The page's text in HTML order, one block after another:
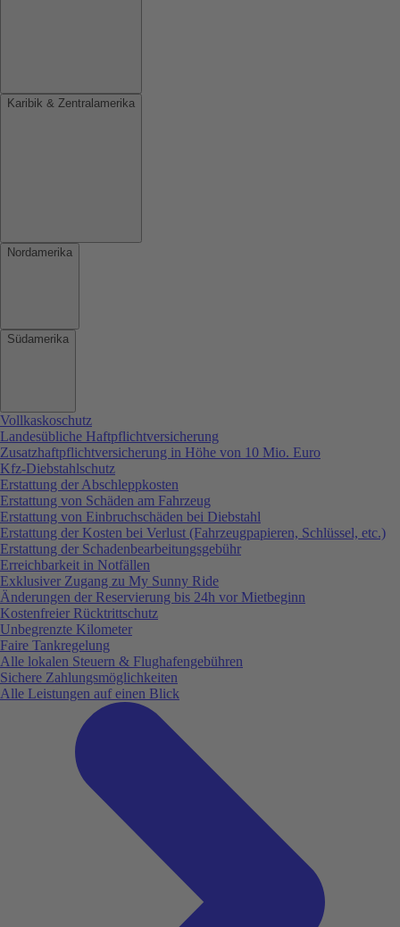
Karibik & Zentralamerika
Nordamerika
Südamerika
Vollkaskoschutz
Landesübliche Haftpflichtversicherung
Zusatzhaftpflichtversicherung in Höhe von 10 Mio. Euro
Kfz-Diebstahlschutz
Erstattung der Abschleppkosten
Erstattung von Schäden am Fahrzeug
Erstattung von Einbruchschäden bei Diebstahl
Erstattung der Kosten bei Verlust (Fahrzeugpapieren, Schlüssel, etc.)
Erstattung der Schadenbearbeitungsgebühr
Erreichbarkeit in Notfällen
Exklusiver Zugang zu My Sunny Ride
Änderungen der Reservierung bis 24h vor Mietbeginn
Kostenfreier Rücktrittschutz
Unbegrenzte Kilometer
Faire Tankregelung
Alle lokalen Steuern & Flughafengebühren
Sichere Zahlungsmöglichkeiten
Alle Leistungen auf einen Blick